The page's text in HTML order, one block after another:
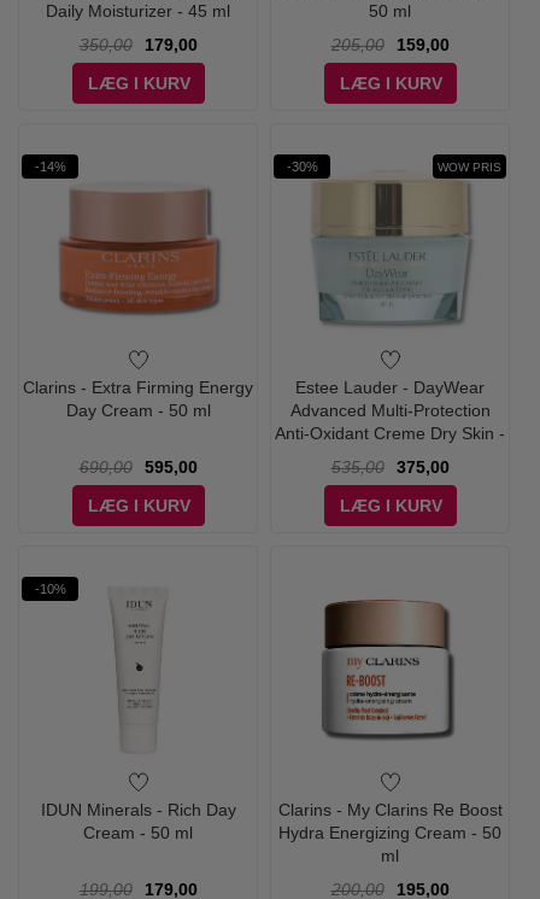
Daily Moisturizer - 45 ml
350,00
179,00
LÆG I KURV
50 ml
205,00
159,00
LÆG I KURV
-14%
Clarins - Extra Firming Energy
Day Cream - 50 ml
690,00
595,00
LÆG I KURV
-30% WOW PRIS
Estee Lauder - DayWear
Advanced Multi-Protection
Anti-Oxidant Creme Dry Skin -
535,00
375,00
LÆG I KURV
-10%
IDUN Minerals - Rich Day
Cream - 50 ml
199,00 179,00
Clarins - My Clarins Re Boost
Hydra Energizing Cream - 50
ml
200,00
195,00